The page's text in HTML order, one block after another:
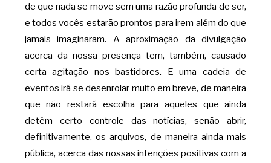
de que nada se move sem uma razão profunda de ser,
e todos vocês estarão prontos para irem além do que
jamais imaginaram. A aproximação da divulgação
acerca da nossa presença tem, também, causado
certa agitação nos bastidores. E uma cadeia de
eventos irá se desenrolar muito em breve, de maneira
que não restará escolha para aqueles que ainda
detêm certo controle das notícias, senão abrir,
definitivamente, os arquivos, de maneira ainda mais
pública, acerca das nossas intenções positivas com a